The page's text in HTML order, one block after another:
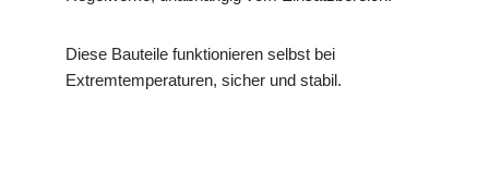
Diese Bauteile funktionieren selbst bei
Extremtemperaturen, sicher und stabil.